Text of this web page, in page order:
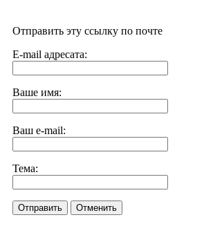
Отправить эту ссылку по почте
E-mail адресата:
Ваше имя:
Ваш e-mail:
Тема:
Отправить Отменить